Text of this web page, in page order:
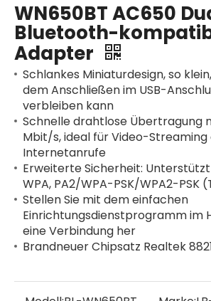
WN650BT AC650
Bluetooth-
Adapter
Schlankes Miniaturdesign, so
dem Anschließen im USB-
verbleiben kann
Schnelle drahtlose Übertragung
Mbit/s, ideal für Video-Streaming
Internetanrufe
Erweiterte Sicherheit: Unterstützt
WPA, PA2/WPA-PSK/WPA2-PSK
Stellen Sie mit dem einfachen
Einrichtungsdienstprogramm im
eine Verbindung her
Brandneuer Chipsatz Realtek